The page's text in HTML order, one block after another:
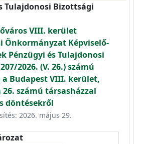
Tulajdonosi Bizottsági
VIII. kerület
Önkormányzat Képviselő-
Pénzügyi és Tulajdonosi
2026. (V. 26.) számú
Budapest VIII. kerület,
számú társasházzal
döntésekről
2026. május 29.